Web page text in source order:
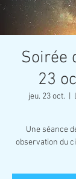
Soirée
23
jeu. 23 oct.
Une séance
observation du